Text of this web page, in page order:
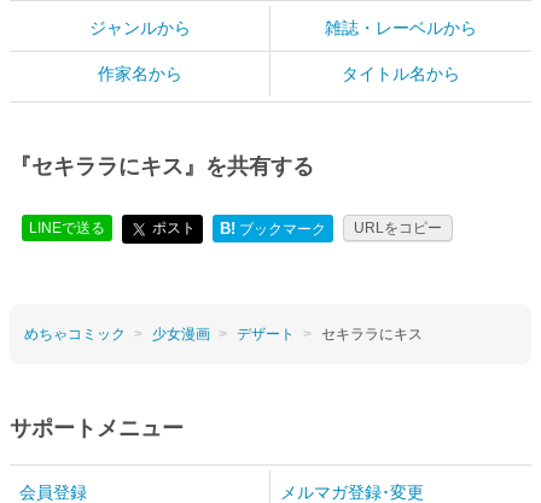
ジャンルから 雑誌・レーベルから
作家名から タイトル名から
『セキララにキス』を共有する
LINEで送る ポスト B! ブックマーク URLをコピー
めちゃコミック 少女漫画 デザート セキララにキス
サポートメニュー
会員登録 メルマガ登録･変更